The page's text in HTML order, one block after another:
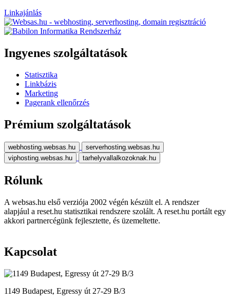
Linkajánlás
Ingyenes szolgáltatások
Statisztika
Linkbázis
Marketing
Pagerank ellenőrzés
Prémium szolgáltatások
webhosting.websas.hu
serverhosting.websas.hu
viphosting.websas.hu
tarhelyvallalkozoknak.hu
Rólunk
A websas.hu első verziója 2002 végén készült el. A rendszer
alapjául a reset.hu statisztikai rendszere szolált. A reset.hu portált egy
akkori partnercégünk fejlesztette, és üzemeltette.
Kapcsolat
1149 Budapest, Egressy út 27-29 B/3